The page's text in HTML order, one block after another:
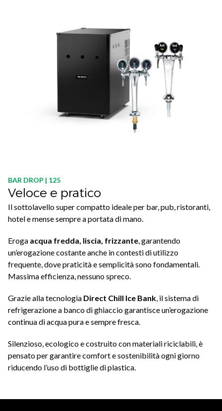
BAR DROP | 125
Veloce e pratico
Il sottolavello super compatto ideale per bar, pub, ristoranti,
hotel e mense sempre a portata di mano.
Eroga acqua fredda, liscia, frizzante , garantendo
un’erogazione costante anche in contesti di utilizzo
frequente, dove praticità e semplicità sono fondamentali.
Massima efficienza, nessuno spreco.
Grazie alla tecnologia Direct Chill Ice Bank , il sistema di
refrigerazione a banco di ghiaccio garantisce un’erogazione
continua di acqua pura e sempre fresca.
Silenzioso, ecologico e costruito con materiali riciclabili, è
pensato per garantire comfort e sostenibilità ogni giorno
riducendo l’uso di bottiglie di plastica.